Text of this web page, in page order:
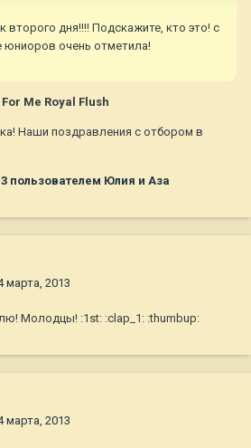
дня!!!! Подскажите, кто это! с
юниоров очень отметила!
Me Royal Flush
Наши поздравления с отбором в
пользователем Юлия и Аза
марта, 2013
Молодцы! :1st: :clap_1: :thumbup:
марта, 2013